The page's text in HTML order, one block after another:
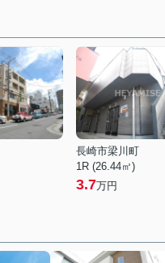
長崎市梁川町
1R (26.44㎡)
3.7万円